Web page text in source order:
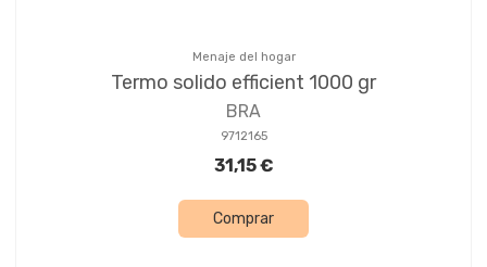
Menaje del hogar
Termo solido efficient 1000 gr
BRA
9712165
31,15 €
Comprar